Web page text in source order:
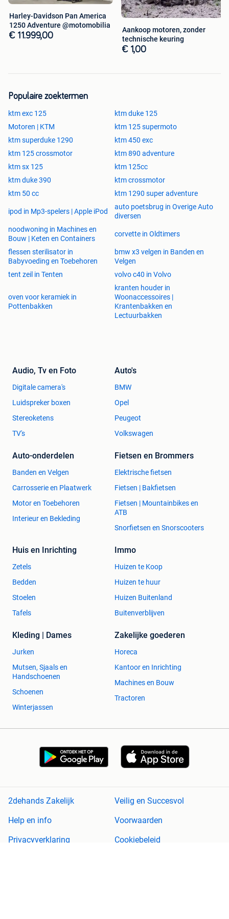
+ € 220 (rijklaar voor
onmiddellijke inschrijving)
Totaal rijklaar:€ 5.000
Wij zijn7 dagen op 7 open op afspraak
78 41 📍Locatie:
Motomobilia Kortrijk
Onze advertenties worden met de grootste zorg
samengesteld. Ondanks alle inspanningen kan er een fout
in de advertentie voorkomen. Er kunnen geen rechten
worden ontleend aan de advertentie.
Harley-Davidson Pan America
1250 Adventure @motomobilia
€ 11.999,00
Aankoop motoren, zonder
technische keuring
€ 1,00
Populaire zoektermen
ktm exc 125
ktm duke 125
Motoren | KTM
ktm 125 supermoto
ktm superduke 1290
ktm 450 exc
ktm 125 crossmotor
ktm 890 adventure
ktm sx 125
ktm 125cc
ktm duke 390
ktm crossmotor
ktm 50 cc
ktm 1290 super adventure
ipod in Mp3-spelers | Apple iPod
auto poetsbrug in Overige Auto
diversen
noodwoning in Machines en
Bouw | Keten en Containers
corvette in Oldtimers
flessen sterilisator in
Babyvoeding en Toebehoren
bmw x3 velgen in Banden en
Velgen
tent zeil in Tenten
volvo c40 in Volvo
oven voor keramiek in
Pottenbakken
kranten houder in
Woonaccessoires |
Krantenbakken en
Lectuurbakken
Audio, Tv en Foto
Digitale camera's
Luidspreker boxen
Stereoketens
TV's
Auto's
BMW
Opel
Peugeot
Volkswagen
Auto-onderdelen
Banden en Velgen
Carrosserie en Plaatwerk
Motor en Toebehoren
Interieur en Bekleding
Fietsen en Brommers
Elektrische fietsen
Fietsen | Bakfietsen
Fietsen | Mountainbikes en
ATB
Snorfietsen en Snorscooters
Huis en Inrichting
Zetels
Bedden
Stoelen
Tafels
Immo
Huizen te Koop
Huizen te huur
Huizen Buitenland
Buitenverblijven
Kleding | Dames
Jurken
Mutsen, Sjaals en
Handschoenen
Schoenen
Winterjassen
Zakelijke goederen
Horeca
Kantoor en Inrichting
Machines en Bouw
Tractoren
2dehands Zakelijk
Veilig en Succesvol
Help en info
Voorwaarden
Privacyverklaring
Cookiebeleid